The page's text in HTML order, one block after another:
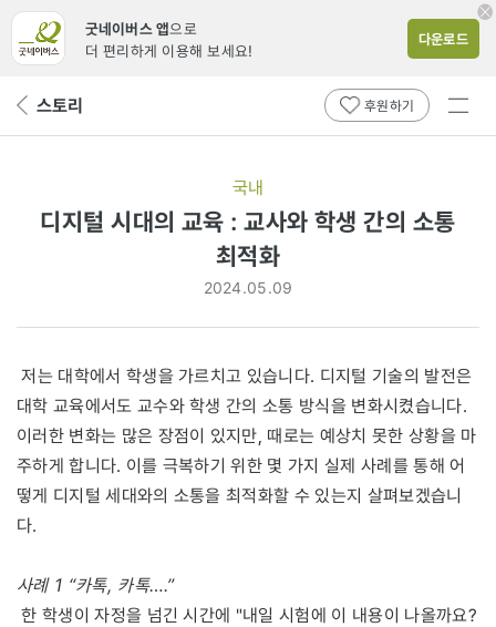
굿네이버스 앱으로
더 편리하게 이용해 보세요!
다운로드
뒤 스토리 후원하기
전체
국내
디지털 시대의 교육 : 교사와 학생 간의 소통
최적화
2024.05.09
저는 대학에서 학생을 가르치고 있습니다. 디지털 기술의 발전은
대학 교육에서도 교수와 학생 간의 소통 방식을 변화시켰습니다.
이러한 변화는 많은 장점이 있지만, 때로는 예상치 못한 상황을 마
주하게 합니다. 이를 극복하기 위한 몇 가지 실제 사례를 통해 어
떻게 디지털 세대와의 소통을 최적화할 수 있는지 살펴보겠습니
다.
사례 1 “카톡, 카톡….”
한 학생이 자정을 넘긴 시간에 "내일 시험에 이 내용이 나올까요?